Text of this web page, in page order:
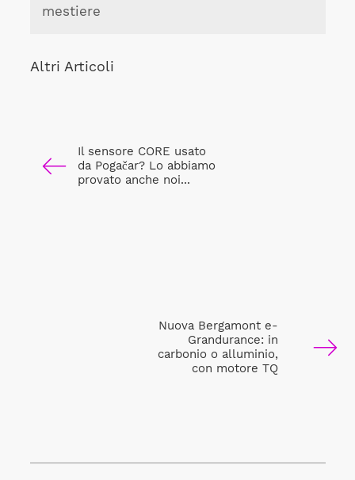
mestiere
Altri Articoli
Il sensore CORE usato
da Pogačar? Lo abbiamo
provato anche noi...
Nuova Bergamont e-
Grandurance: in
carbonio o alluminio,
con motore TQ